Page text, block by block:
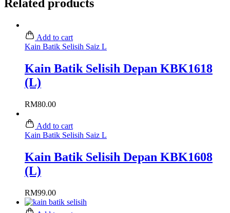
Related products
Add to cart
Kain Batik Selisih Saiz L
Kain Batik Selisih Depan KBK1618
(L)
RM80.00
Add to cart
Kain Batik Selisih Saiz L
Kain Batik Selisih Depan KBK1608
(L)
RM99.00